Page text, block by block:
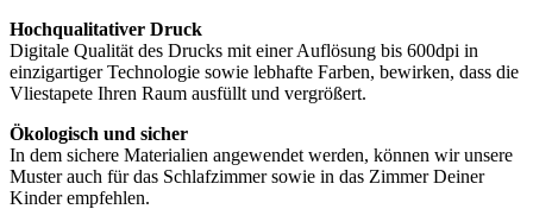
Hochqualitativer Druck
Digitale Qualität des Drucks mit einer Auflösung bis 600dpi in
einzigartiger Technologie sowie lebhafte Farben, bewirken, dass die
Vliestapete Ihren Raum ausfüllt und vergrößert.
Ökologisch und sicher
In dem sichere Materialien angewendet werden, können wir unsere
Muster auch für das Schlafzimmer sowie in das Zimmer Deiner
Kinder empfehlen.